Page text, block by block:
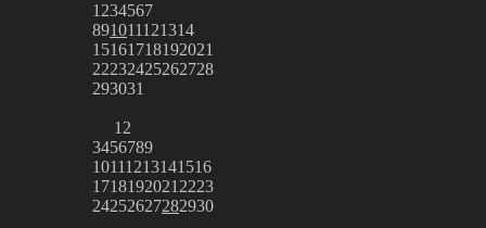
1 234567
891011121314
15161718192021
22232425262728
293031
1 2
3456789
10111213141516
1718192021 2223
24252627282930